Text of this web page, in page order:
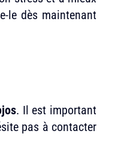
le dès maintenant
. Il est important
pas à contacter